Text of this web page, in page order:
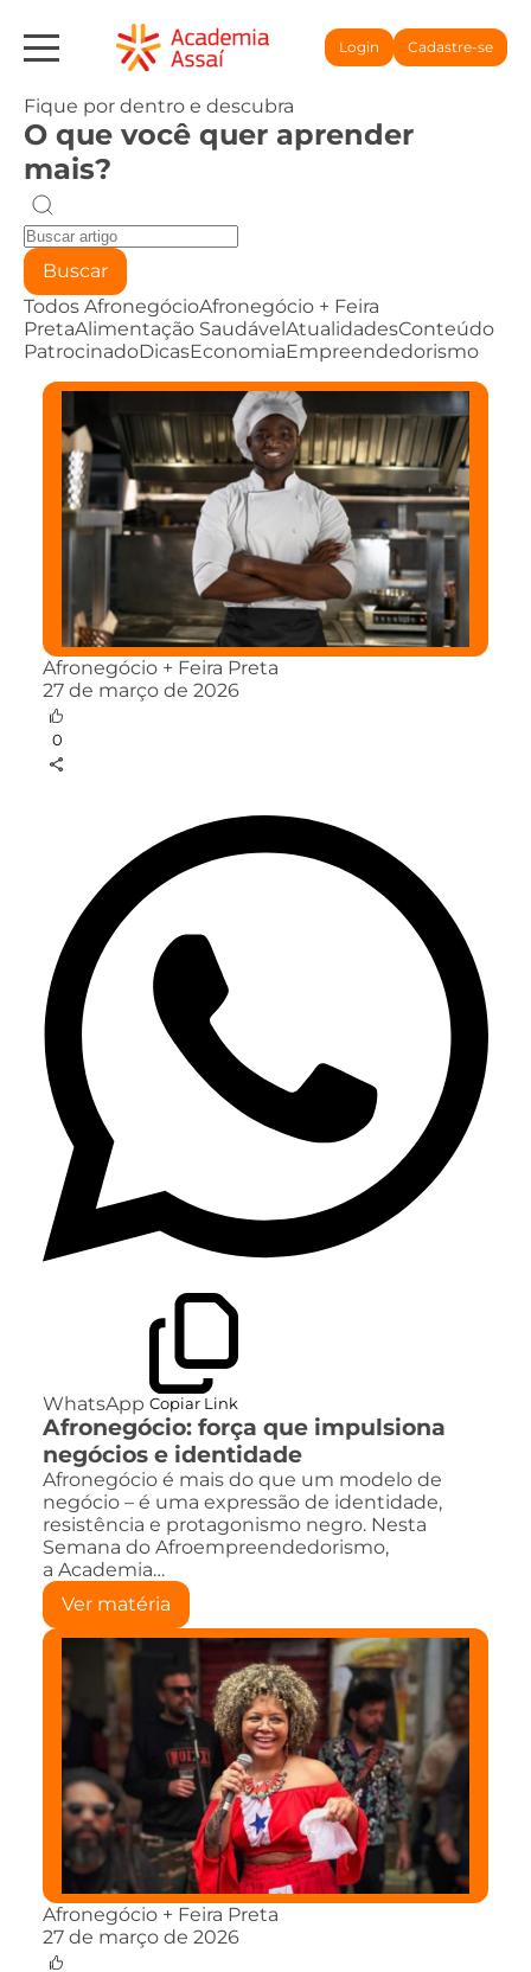
Login Cadastre-se
Fique por dentro e descubra
O que você quer aprender
mais?
Buscar
Todos AfronegócioAfronegócio + Feira
PretaAlimentação SaudávelAtualidadesConteúdo
PatrocinadoDicasEconomiaEmpreendedorismo
Afronegócio + Feira Preta
27 de março de 2026
0
WhatsApp Copiar Link
Afronegócio: força que impulsiona
negócios e identidade
Afronegócio é mais do que um modelo de
negócio – é uma expressão de identidade,
resistência e protagonismo negro. Nesta
Semana do Afroempreendedorismo,
a Academia…
Ver matéria
Afronegócio + Feira Preta
27 de março de 2026